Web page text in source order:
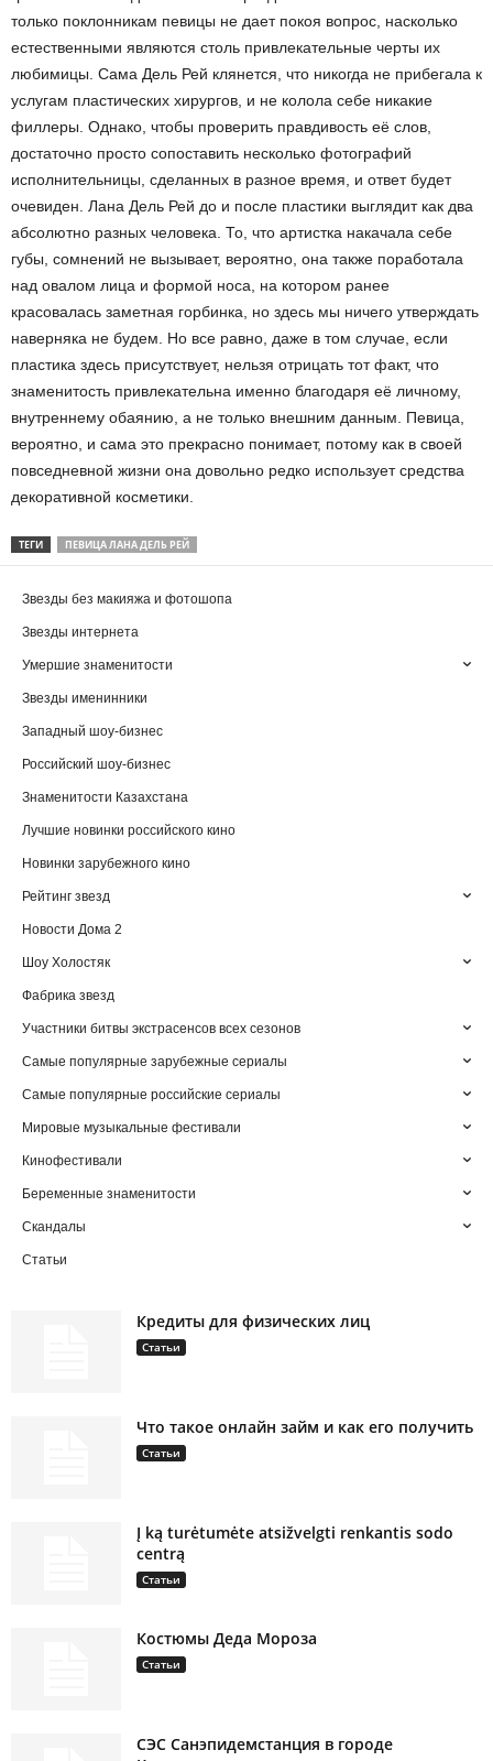
только поклонникам певицы не дает покоя вопрос, насколько
естественными являются столь привлекательные черты их
любимицы. Сама Дель Рей клянется, что никогда не прибегала к
услугам пластических хирургов, и не колола себе никакие
филлеры. Однако, чтобы проверить правдивость её слов,
достаточно просто сопоставить несколько фотографий
исполнительницы, сделанных в разное время, и ответ будет
очевиден. Лана Дель Рей до и после пластики выглядит как два
абсолютно разных человека. То, что артистка накачала себе
губы, сомнений не вызывает, вероятно, она также поработала
над овалом лица и формой носа, на котором ранее
красовалась заметная горбинка, но здесь мы ничего утверждать
наверняка не будем. Но все равно, даже в том случае, если
пластика здесь присутствует, нельзя отрицать тот факт, что
знаменитость привлекательна именно благодаря её личному,
внутреннему обаянию, а не только внешним данным. Певица,
вероятно, и сама это прекрасно понимает, потому как в своей
повседневной жизни она довольно редко использует средства
декоративной косметики.
ТЕГИ ПЕВИЦА ЛАНА ДЕЛЬ РЕЙ
Звезды без макияжа и фотошопа
Звезды интернета
Умершие знаменитости
Звезды именинники
Западный шоу-бизнес
Российский шоу-бизнес
Знаменитости Казахстана
Лучшие новинки российского кино
Новинки зарубежного кино
Рейтинг звезд
Новости Дома 2
Шоу Холостяк
Фабрика звезд
Участники битвы экстрасенсов всех сезонов
Самые популярные зарубежные сериалы
Самые популярные российские сериалы
Мировые музыкальные фестивали
Кинофестивали
Беременные знаменитости
Скандалы
Статьи
Кредиты для физических лиц
Статьи
Что такое онлайн займ и как его получить
Статьи
Į ką turėtumėte atsižvelgti renkantis sodo
centrą
Статьи
Костюмы Деда Мороза
Статьи
СЭС Санэпидемстанция в городе